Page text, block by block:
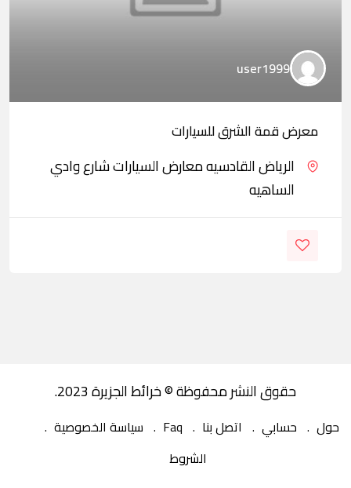
user1999
معرض قمة الشرق للسيارات
الرياض القادسيه معارض السيارات شارع وادي
الساهيه
حقوق النشر محفوظة © خرائط الجزيرة 2023.
حول حسابي اتصل بنا Faq
سياسة الخصوصية
الشروط